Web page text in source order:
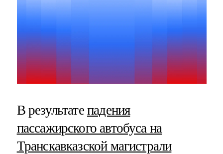
В результате падения
пассажирского автобуса на
Транскавказской магистрали